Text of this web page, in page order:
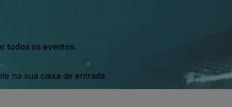
todos os eventos.
na sua caixa de entrada